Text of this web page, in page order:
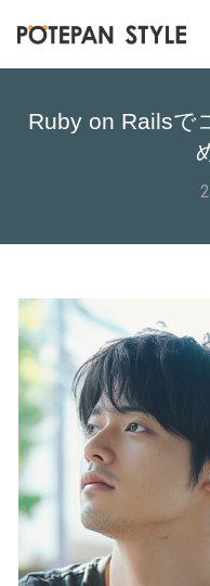
Ruby on Railsで